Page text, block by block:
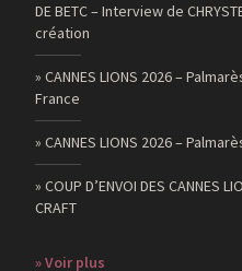
DE BETC – Interview de
création
» CANNES LIONS 2026 –
France
» CANNES LIONS 2026 –
» COUP D’ENVOI DES CANNES
CRAFT
» Voir plus